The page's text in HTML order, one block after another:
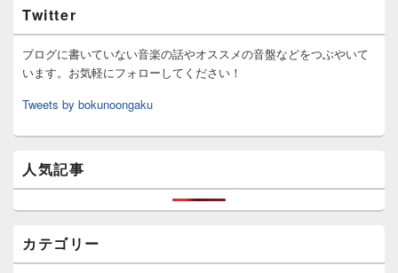
Twitter
ブログに書いていない音楽の話やオススメの音盤などをつぶやいて
います。お気軽にフォローしてください！
Tweets by bokunoongaku
人気記事
カテゴリー